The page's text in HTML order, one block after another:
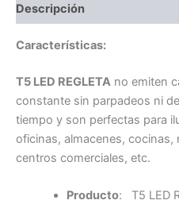
Descripción
Características:
T5 LED REGLETA no emiten
constante sin parpadeos ni
tiempo y son perfectas para
oficinas, almacenes, cocinas,
centros comerciales, etc.
Producto: T5 LED